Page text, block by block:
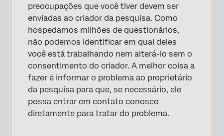
preocupações que você tiver devem ser
enviadas ao criador da pesquisa. Como
hospedamos milhões de questionários,
não podemos identificar em qual deles
você está trabalhando nem alterá-lo sem o
consentimento do criador. A melhor coisa a
fazer é informar o problema ao proprietário
da pesquisa para que, se necessário, ele
possa entrar em contato conosco
diretamente para tratar do problema.